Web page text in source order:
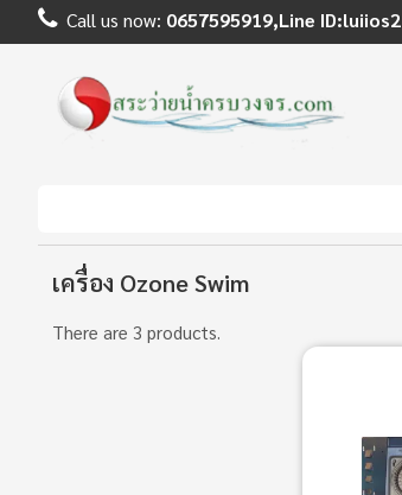
Call us now: 0657595919,Line ID:luiios2
เครื่อง Ozone Swim
There are 3 products.